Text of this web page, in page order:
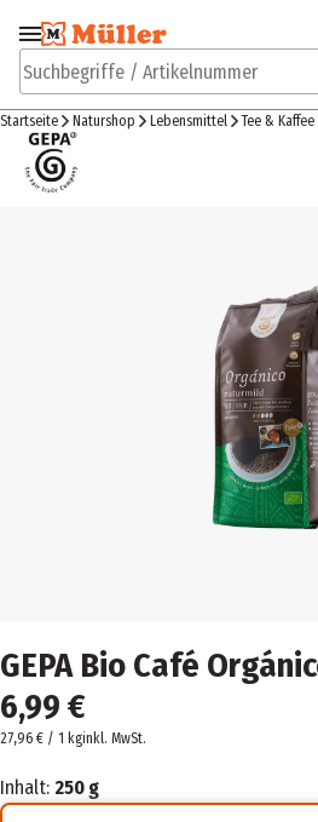
Zur Navigation
springen
Suchbegriffe / Artikelnummer
Startseite Naturshop Lebensmittel Tee & Kaffee
GEPA Bio Café
6,99 €
27,96 € / 1 kginkl. MwSt.
Inhalt: 250 g